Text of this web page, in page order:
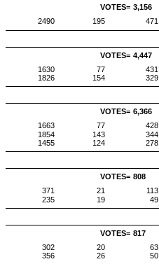
VOTES= 3,156
2490
195 471
VOTES= 4,447
1630
77 431
1826
154 329
VOTES= 6,366
1663
77 428
1854
143 344
1455
124 278
VOTES= 808
371
21 113
235
19 49
VOTES= 817
302
20 63
356
26 50